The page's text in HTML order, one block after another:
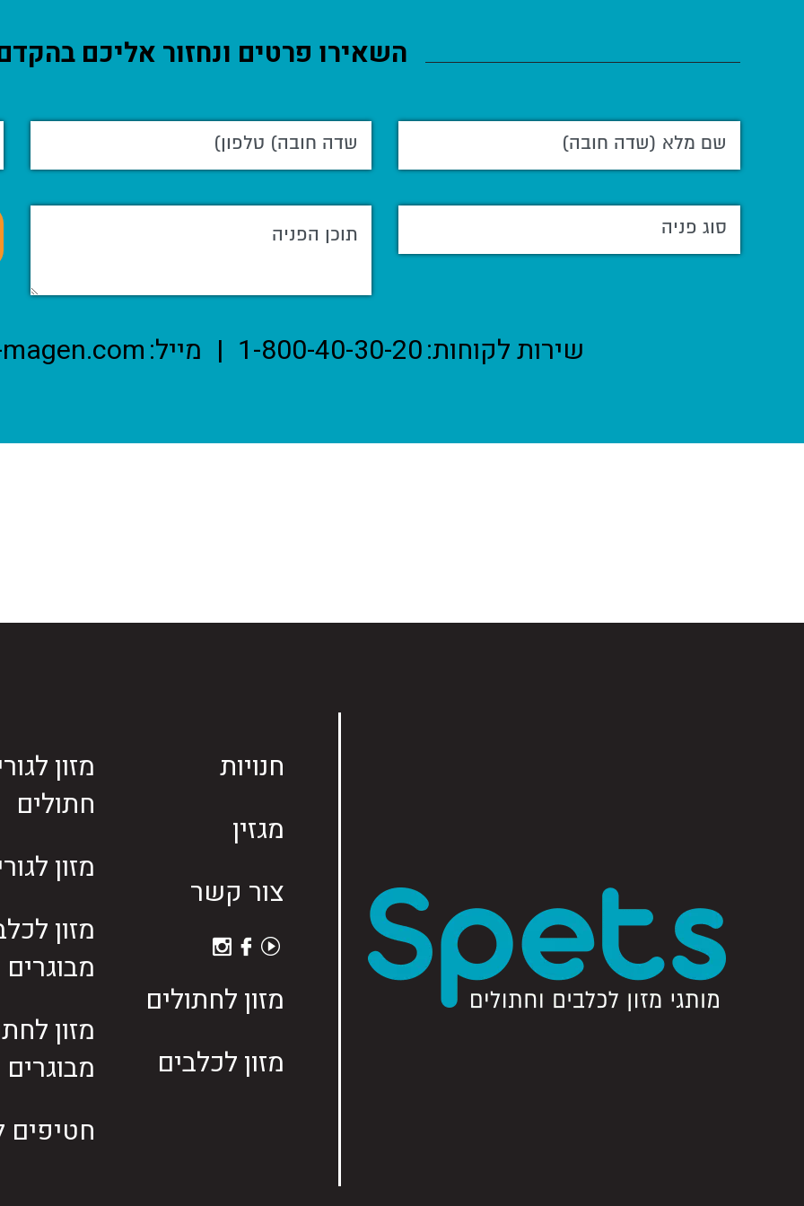
השאירו פרטים ונחזור אליכם
שירות לקוחות:1-800-40-30-20
| מייל:
חנויות
מגזין
צור קשר
מזון לחתולים
מזון לכלבים
מזון
חתולים
מזון
מזון
מבוגרים
מזון
מבוגרים
חטיפים